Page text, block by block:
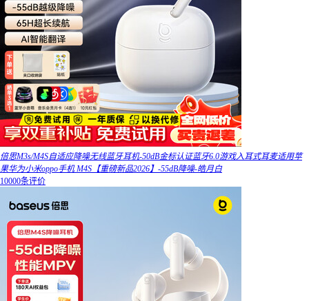
倍思M3s/M4S自适应降噪无线蓝牙耳机-50dB金标认证蓝牙6.0游戏入耳式耳麦适用苹
果华为小米oppo手机 M4S【重磅新品2026】-55dB降噪-皓月白
10000条评价